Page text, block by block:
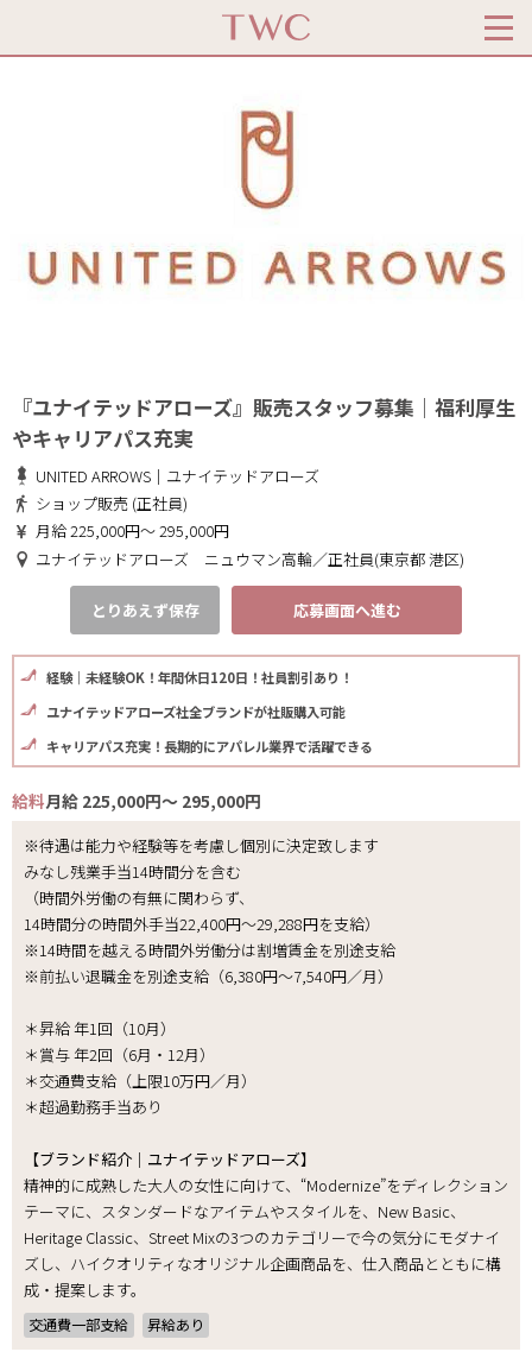
『ユナイテッドアローズ』販売スタッフ募集｜福利厚生
やキャリアパス充実
UNITED ARROWS｜ユナイテッドアローズ
ショップ販売 (正社員)
月給 225,000円～ 295,000円
ユナイテッドアローズ ニュウマン高輪／正社員(東京都 港区)
とりあえず保存 応募画面へ進む
経験｜未経験OK！年間休日120日！社員割引あり！
ユナイテッドアローズ社全ブランドが社販購入可能
キャリアパス充実！長期的にアパレル業界で活躍できる
給料月給 225,000円～ 295,000円
※待遇は能力や経験等を考慮し個別に決定致します
みなし残業手当14時間分を含む
（時間外労働の有無に関わらず、
14時間分の時間外手当22,400円～29,288円を支給）
※14時間を越える時間外労働分は割増賃金を別途支給
※前払い退職金を別途支給（6,380円～7,540円／月）
＊昇給 年1回（10月）
＊賞与 年2回（6月・12月）
＊交通費支給（上限10万円／月）
＊超過勤務手当あり
【ブランド紹介｜ユナイテッドアローズ】
精神的に成熟した大人の女性に向けて、“Modernize”をディレクション
テーマに、スタンダードなアイテムやスタイルを、New Basic、
Heritage Classic、Street Mixの3つのカテゴリーで今の気分にモダナイ
ズし、ハイクオリティなオリジナル企画商品を、仕入商品とともに構
成・提案します。
交通費一部支給 昇給あり